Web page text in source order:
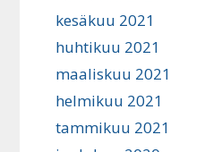
kesäkuu 2021
huhtikuu 2021
maaliskuu 2021
helmikuu 2021
tammikuu 2021